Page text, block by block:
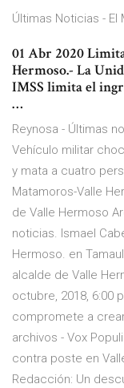
Últimas Noticias - El
01 Abr 2020
Hermoso.- La
IMSS limita el
…
Reynosa - Últimas
Vehículo militar
y mata a cuatro
Matamoros-Valle
de Valle Hermoso
noticias. Ismael
Hermoso. en
alcalde de Valle
octubre, 2018, 6:00
compromete a
archivos - Vox
contra poste en
Redacción: Un